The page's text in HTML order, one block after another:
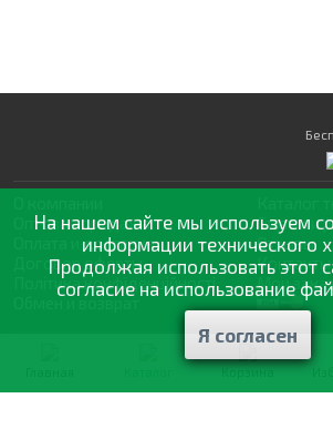
Оптовая продажа
Оплата и доставка
Договор оферты
Політика конфіденційності
Обмен и возврат
Статьии
Отзывы
Контакты
Мои
наилучшее для вашего
Корзина
На нашем сайте мы используем
информации технического
Продолжая использовать этот
согласие на использование
Я согласен